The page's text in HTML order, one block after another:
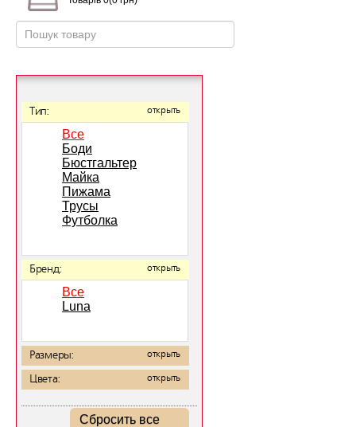
Тип: открыть
Все
Боди
Бюстгальтер
Майка
Пижама
Трусы
Футболка
Бренд: открыть
Все
Luna
Размеры: открыть
Цвета: открыть
Сбросить все